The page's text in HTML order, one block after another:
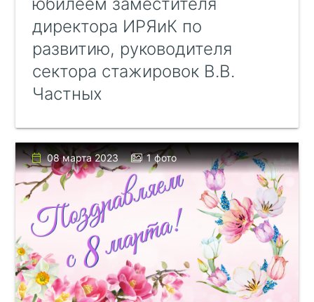
директора ИРЯиК по
развитию, руководителя
сектора стажировок В.В.
Частных
08 марта 2023 1 фото